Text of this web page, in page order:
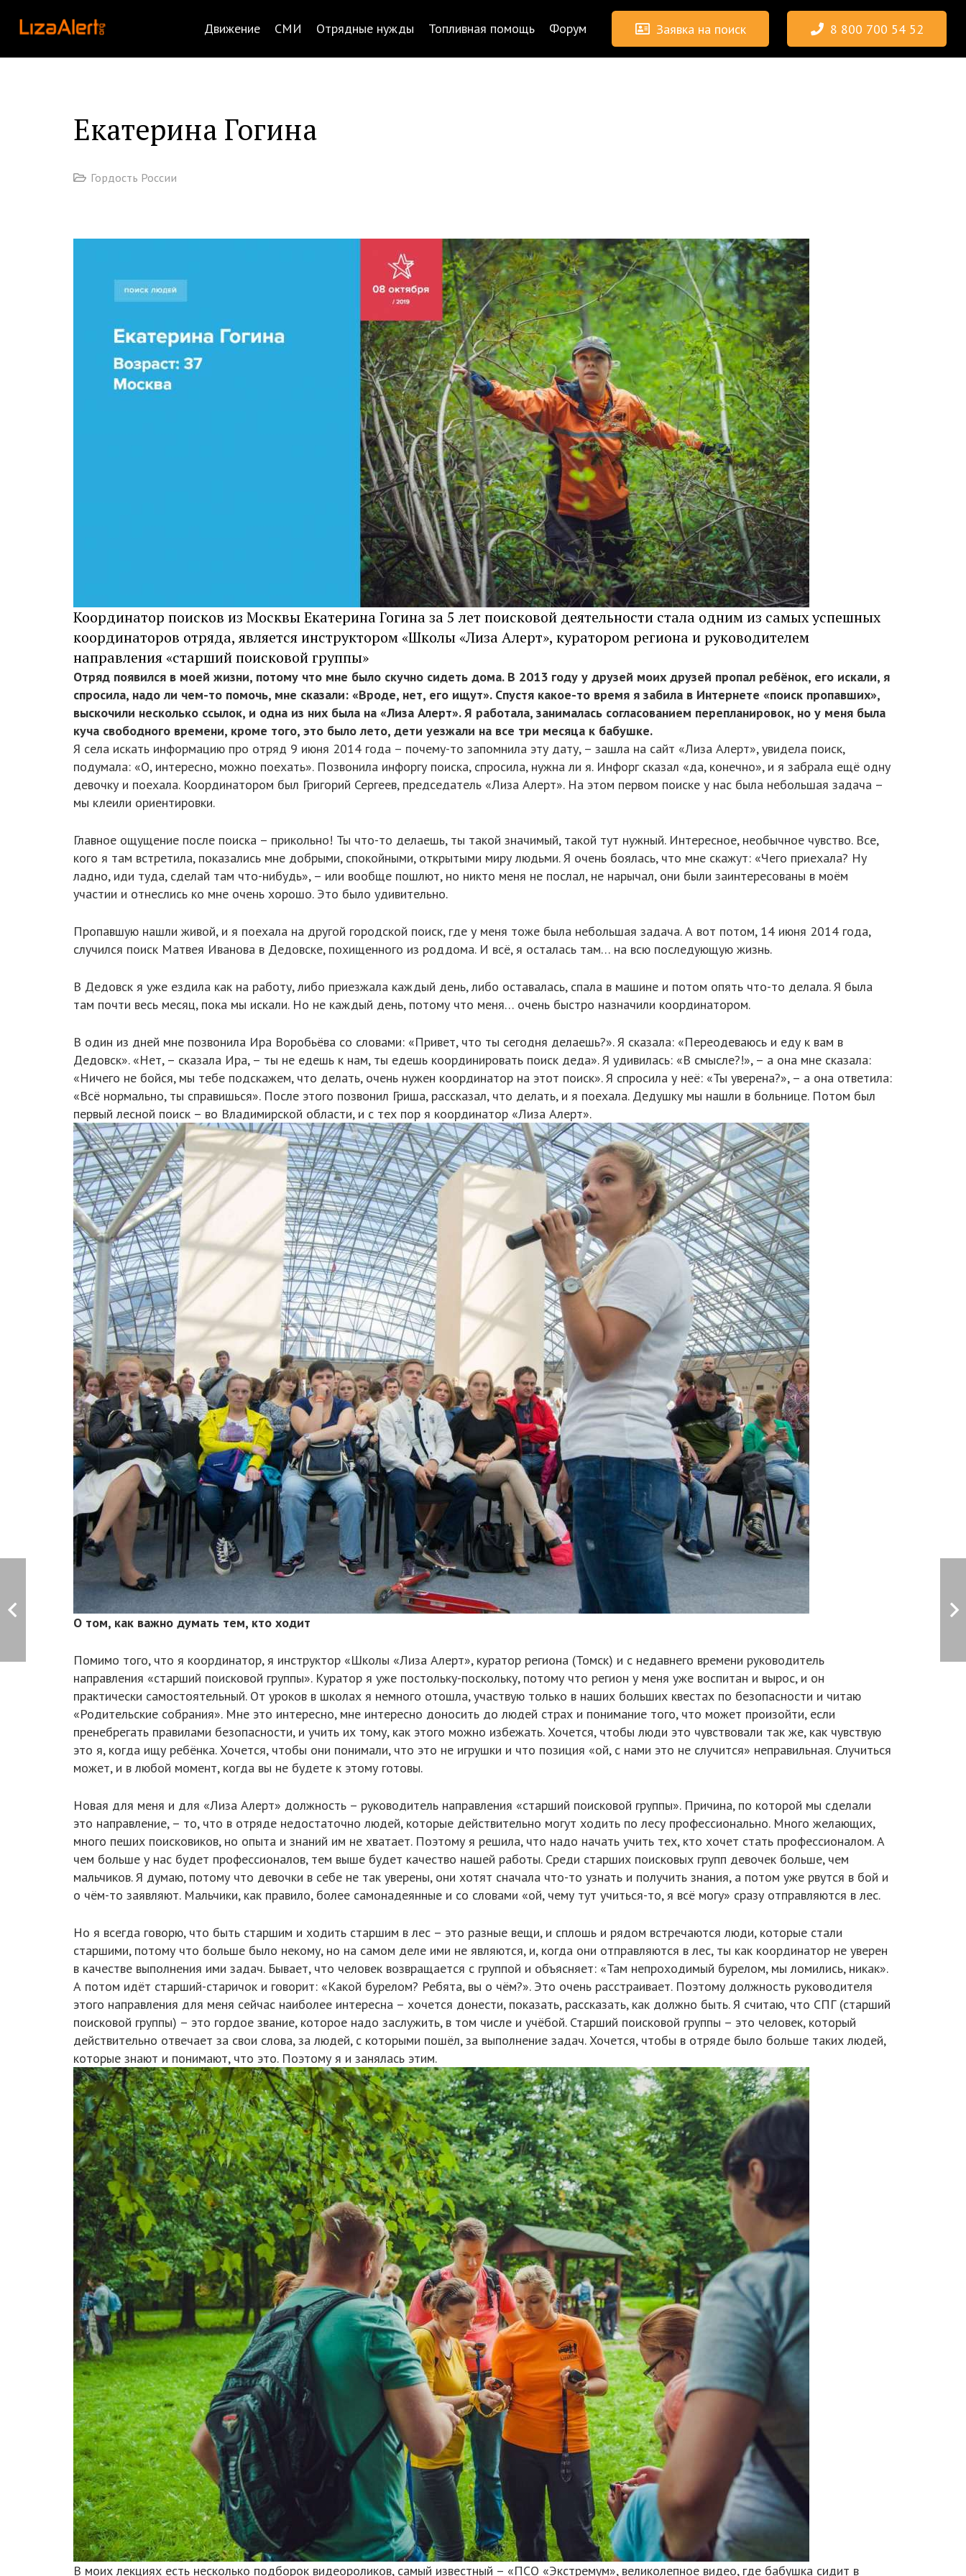
Движение СМИ Отрядные нужды Топливная помощь Форум Заявка на поиск 8 800 700 54 52
Екатерина Гогина
Гордость России
Координатор поисков из Москвы Екатерина Гогина за 5 лет поисковой деятельности стала одним из самых успешных
координаторов отряда, является инструктором «Школы «Лиза Алерт», куратором региона и руководителем
направления «старший поисковой группы»
Отряд появился в моей жизни, потому что мне было скучно сидеть дома. В 2013 году у друзей моих друзей пропал ребёнок, его искали, я
спросила, надо ли чем-то помочь, мне сказали: «Вроде, нет, его ищут». Спустя какое-то время я забила в Интернете «поиск пропавших»,
выскочили несколько ссылок, и одна из них была на «Лиза Алерт». Я работала, занималась согласованием перепланировок, но у меня была
куча свободного времени, кроме того, это было лето, дети уезжали на все три месяца к бабушке.
Я села искать информацию про отряд 9 июня 2014 года – почему-то запомнила эту дату, – зашла на сайт «Лиза Алерт», увидела поиск,
подумала: «О, интересно, можно поехать». Позвонила инфоргу поиска, спросила, нужна ли я. Инфорг сказал «да, конечно», и я забрала ещё одну
девочку и поехала. Координатором был Григорий Сергеев, председатель «Лиза Алерт». На этом первом поиске у нас была небольшая задача –
мы клеили ориентировки.
Главное ощущение после поиска – прикольно! Ты что-то делаешь, ты такой значимый, такой тут нужный. Интересное, необычное чувство. Все,
кого я там встретила, показались мне добрыми, спокойными, открытыми миру людьми. Я очень боялась, что мне скажут: «Чего приехала? Ну
ладно, иди туда, сделай там что-нибудь», – или вообще пошлют, но никто меня не послал, не нарычал, они были заинтересованы в моём
участии и отнеслись ко мне очень хорошо. Это было удивительно.
Пропавшую нашли живой, и я поехала на другой городской поиск, где у меня тоже была небольшая задача. А вот потом, 14 июня 2014 года,
случился поиск Матвея Иванова в Дедовске, похищенного из роддома. И всё, я осталась там… на всю последующую жизнь.
В Дедовск я уже ездила как на работу, либо приезжала каждый день, либо оставалась, спала в машине и потом опять что-то делала. Я была
там почти весь месяц, пока мы искали. Но не каждый день, потому что меня… очень быстро назначили координатором.
В один из дней мне позвонила Ира Воробьёва со словами: «Привет, что ты сегодня делаешь?». Я сказала: «Переодеваюсь и еду к вам в
Дедовск». «Нет, – сказала Ира, – ты не едешь к нам, ты едешь координировать поиск деда». Я удивилась: «В смысле?!», – а она мне сказала:
«Ничего не бойся, мы тебе подскажем, что делать, очень нужен координатор на этот поиск». Я спросила у неё: «Ты уверена?», – а она ответила:
«Всё нормально, ты справишься». После этого позвонил Гриша, рассказал, что делать, и я поехала. Дедушку мы нашли в больнице. Потом был
первый лесной поиск – во Владимирской области, и с тех пор я координатор «Лиза Алерт».
О том, как важно думать тем, кто ходит
Помимо того, что я координатор, я инструктор «Школы «Лиза Алерт», куратор региона (Томск) и с недавнего времени руководитель
направления «старший поисковой группы». Куратор я уже постольку-поскольку, потому что регион у меня уже воспитан и вырос, и он
практически самостоятельный. От уроков в школах я немного отошла, участвую только в наших больших квестах по безопасности и читаю
«Родительские собрания». Мне это интересно, мне интересно доносить до людей страх и понимание того, что может произойти, если
пренебрегать правилами безопасности, и учить их тому, как этого можно избежать. Хочется, чтобы люди это чувствовали так же, как чувствую
это я, когда ищу ребёнка. Хочется, чтобы они понимали, что это не игрушки и что позиция «ой, с нами это не случится» неправильная. Случиться
может, и в любой момент, когда вы не будете к этому готовы.
Новая для меня и для «Лиза Алерт» должность – руководитель направления «старший поисковой группы». Причина, по которой мы сделали
это направление, – то, что в отряде недостаточно людей, которые действительно могут ходить по лесу профессионально. Много желающих,
много пеших поисковиков, но опыта и знаний им не хватает. Поэтому я решила, что надо начать учить тех, кто хочет стать профессионалом. А
чем больше у нас будет профессионалов, тем выше будет качество нашей работы. Среди старших поисковых групп девочек больше, чем
мальчиков. Я думаю, потому что девочки в себе не так уверены, они хотят сначала что-то узнать и получить знания, а потом уже рвутся в бой и
о чём-то заявляют. Мальчики, как правило, более самонадеянные и со словами «ой, чему тут учиться-то, я всё могу» сразу отправляются в лес.
Но я всегда говорю, что быть старшим и ходить старшим в лес – это разные вещи, и сплошь и рядом встречаются люди, которые стали
старшими, потому что больше было некому, но на самом деле ими не являются, и, когда они отправляются в лес, ты как координатор не уверен
в качестве выполнения ими задач. Бывает, что человек возвращается с группой и объясняет: «Там непроходимый бурелом, мы ломились, никак».
А потом идёт старший-старичок и говорит: «Какой бурелом? Ребята, вы о чём?». Это очень расстраивает. Поэтому должность руководителя
этого направления для меня сейчас наиболее интересна – хочется донести, показать, рассказать, как должно быть. Я считаю, что СПГ (старший
поисковой группы) – это гордое звание, которое надо заслужить, в том числе и учёбой. Старший поисковой группы – это человек, который
действительно отвечает за свои слова, за людей, с которыми пошёл, за выполнение задач. Хочется, чтобы в отряде было больше таких людей,
которые знают и понимают, что это. Поэтому я и занялась этим.
В моих лекциях есть несколько подборок видеороликов, самый известный – «ПСО «Экстремум», великолепное видео, где бабушка сидит в